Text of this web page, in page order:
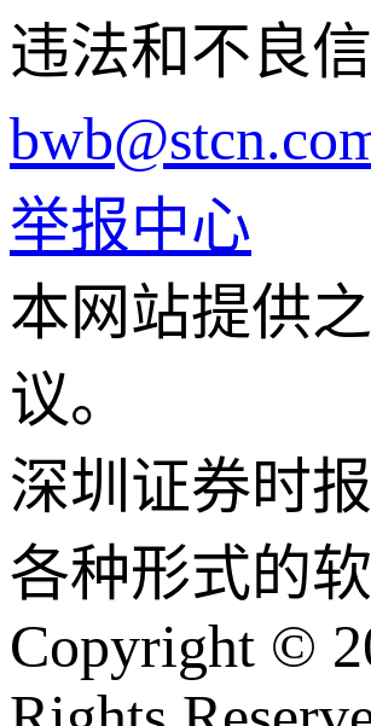
违法和不良
举报中心
本网站提供
议。
深圳证券时
各种形式的
Copyright ©